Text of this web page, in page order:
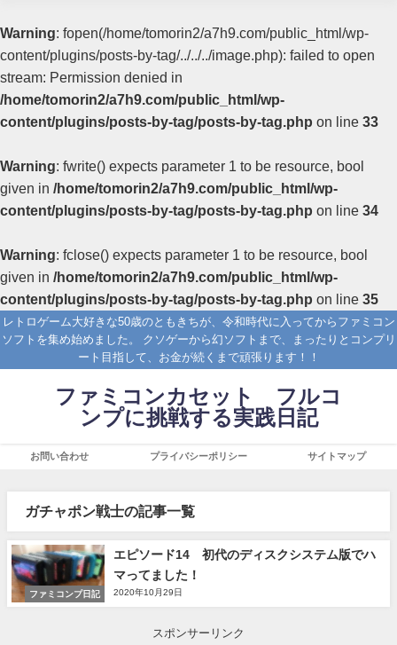
Warning: fopen(/home/tomorin2/a7h9.com/public_html/wp-
content/plugins/posts-by-tag/../../../image.php): failed to open
stream: Permission denied in
/home/tomorin2/a7h9.com/public_html/wp-
content/plugins/posts-by-tag/posts-by-tag.php on line 33
Warning: fwrite() expects parameter 1 to be resource, bool
given in /home/tomorin2/a7h9.com/public_html/wp-
content/plugins/posts-by-tag/posts-by-tag.php on line 34
Warning: fclose() expects parameter 1 to be resource, bool
given in /home/tomorin2/a7h9.com/public_html/wp-
content/plugins/posts-by-tag/posts-by-tag.php on line 35
レトロゲーム大好きな50歳のともきちが、令和時代に入ってからファミコン
ソフトを集め始めました。 クソゲーから幻ソフトまで、まったりとコンプリ
ート目指して、お金が続くまで頑張ります！！
ファミコンカセット フルコ
ンプに挑戦する実践日記
お問い合わせ プライバシーポリシー サイトマップ
ガチャポン戦士の記事一覧
ファミコンプ日記
エピソード14 初代のディスクシステム版でハ
マってました！
2020年10月29日
スポンサーリンク